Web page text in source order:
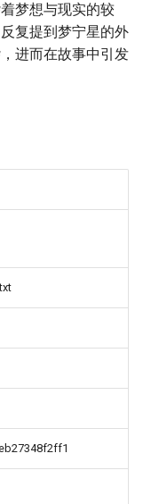
梦想与现实的较
复提到梦宁星的外
进而在故事中引发